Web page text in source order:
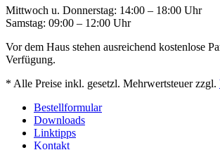
Mittwoch u. Donnerstag: 14:00 – 18:00 Uhr
Samstag: 09:00 – 12:00 Uhr
Vor dem Haus stehen ausreichend kostenlose
Verfügung.
* Alle Preise inkl. gesetzl. Mehrwertsteuer zzgl.
Bestellformular
Downloads
Linktipps
Kontakt